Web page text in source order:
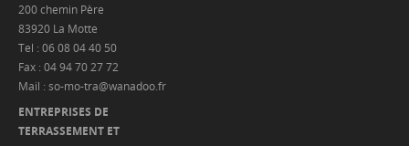
200 chemin Père
83920 La Motte
Tel : 06 08 04 40 50
Fax : 04 94 70 27 72
Mail : so-mo-tra@wanadoo.fr
ENTREPRISES DE
TERRASSEMENT ET